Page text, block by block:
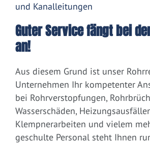
und Kanalleitungen
Guter Service fängt bei
an!
Aus diesem Grund ist unser
Unternehmen Ihr kompetenter
bei Rohrverstopfungen,
Wasserschäden,
Klempnerarbeiten und vielem
geschulte Personal steht Ihnen